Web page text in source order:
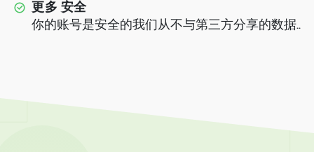
更多 安全
你的账号是安全的我们从不与第三方分享的数据..